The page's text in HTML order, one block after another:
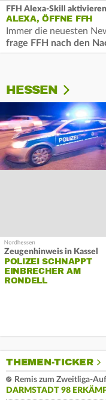
FFH Alexa-Skill aktivieren
ALEXA, ÖFFNE FFH
Immer die neuesten
frage FFH nach den
HESSEN
Zeugenhinweis in Kassel
POLIZEI SCHNAPPT
EINBRECHER AM
RONDELL
THEMEN-TICKER
Remis zum Zweitliga-
DARMSTADT 98